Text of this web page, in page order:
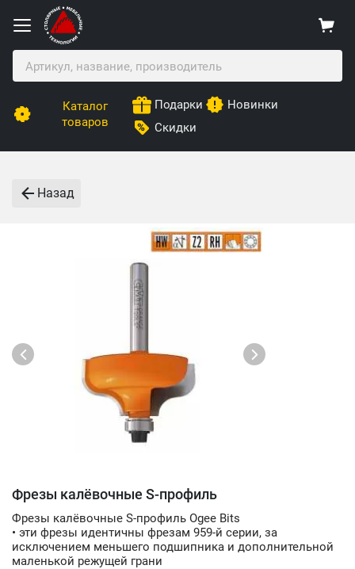
Каталог
товаров
Подарки
Новинки
Скидки
Назад
Фрезы калёвочные S-профиль
Фрезы калёвочные S-профиль Ogee Bits
• эти фрезы идентичны фрезам 959-й серии, за
исключением меньшего подшипника и дополнительной
маленькой режущей грани